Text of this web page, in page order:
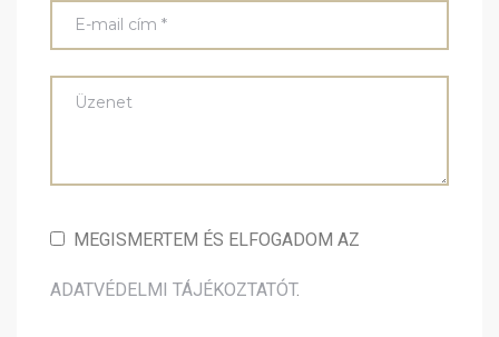
MEGISMERTEM ÉS ELFOGADOM AZ
ADATVÉDELMI TÁJÉKOZTATÓT.